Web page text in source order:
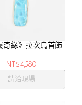
奇緣》拉次烏首飾
NT$4,580
請洽現場